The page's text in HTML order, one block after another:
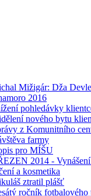
Mižigár: Dža
2016
pohledávky
nového bytu
z Komunitního
farmy
pro MÍŠU
2014 -
a kosmetika
ztratil plášť
ročník fotbalového